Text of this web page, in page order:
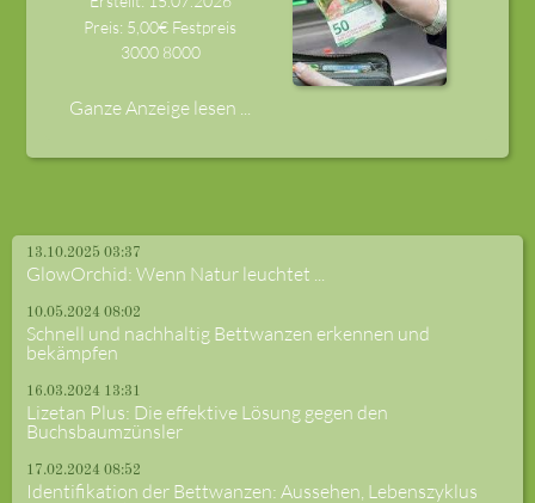
Preis: 5,00€ Festpreis
3000 8000
Ganze Anzeige lesen ...
13.10.2025 03:37
GlowOrchid: Wenn Natur leuchtet ...
10.05.2024 08:02
Schnell und nachhaltig Bettwanzen erkennen und
bekämpfen
16.03.2024 13:31
Lizetan Plus: Die effektive Lösung gegen den
Buchsbaumzünsler
17.02.2024 08:52
Identifikation der Bettwanzen: Aussehen, Lebenszyklus